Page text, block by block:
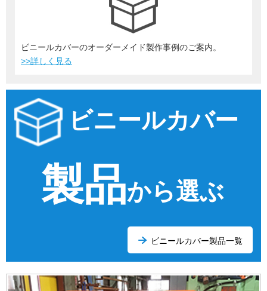
ビニールカバーのオーダーメイド製作事例のご案内。
>>詳しく見る
ビニールカバー
製品から選ぶ
ビニールカバー製品一覧